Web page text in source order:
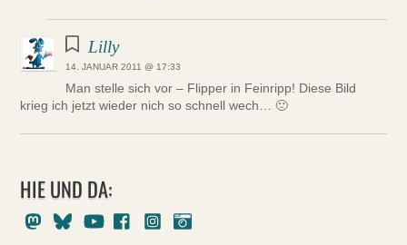
Lilly
14. JANUAR 2011 @ 17:33
Man stelle sich vor – Flipper in Feinripp! Diese Bild
krieg ich jetzt wieder nich so schnell wech… 🙁
HIE UND DA:
MastodonBlueskyYoutubeFacebookInstagram